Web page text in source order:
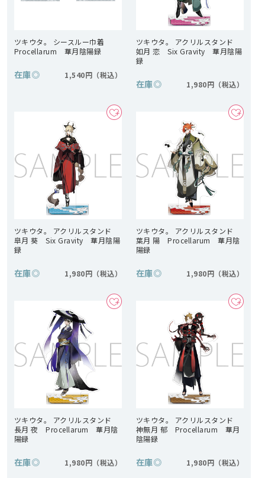
ツキウタ。 シースルー巾着
Procellarum 華月陰陽録
在庫◎ 1,540円
ツキウタ。 アクリルスタンド
如月 恋 Six Gravity 華月陰陽
録
在庫◎ 1,980円
ツキウタ。 アクリルスタンド
皐月 葵 Six Gravity 華月陰陽
録
在庫◎ 1,980円
ツキウタ。 アクリルスタンド
葉月 陽 Procellarum 華月陰
陽録
在庫◎ 1,980円
ツキウタ。 アクリルスタンド
長月 夜 Procellarum 華月陰
陽録
在庫◎ 1,980円
ツキウタ。 アクリルスタンド
神無月 郁 Procellarum 華月
陰陽録
在庫◎ 1,980円